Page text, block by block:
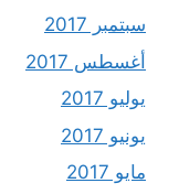
سبتمبر 2017
أغسطس 2017
يوليو 2017
يونيو 2017
مايو 2017